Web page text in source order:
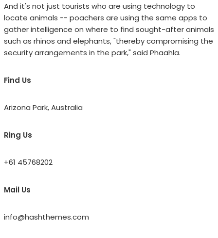
And it's not just tourists who are using technology to
locate animals -- poachers are using the same apps to
gather intelligence on where to find sought-after animals
such as rhinos and elephants, "thereby compromising the
security arrangements in the park," said Phaahla.
Find Us
Arizona Park, Australia
Ring Us
+61 45768202
Mail Us
info@hashthemes.com